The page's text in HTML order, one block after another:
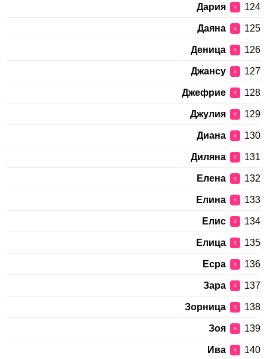
124
♀
Дария
125
♀
Даяна
126
♀
Деница
127
♀
Джансу
128
♀
Джефрие
129
♀
Джулия
130
♀
Диана
131
♀
Диляна
132
♀
Елена
133
♀
Елина
134
♀
Елис
135
♀
Елица
136
♀
Есра
137
♀
Зара
138
♀
Зорница
139
♀
Зоя
140
♀
Ива